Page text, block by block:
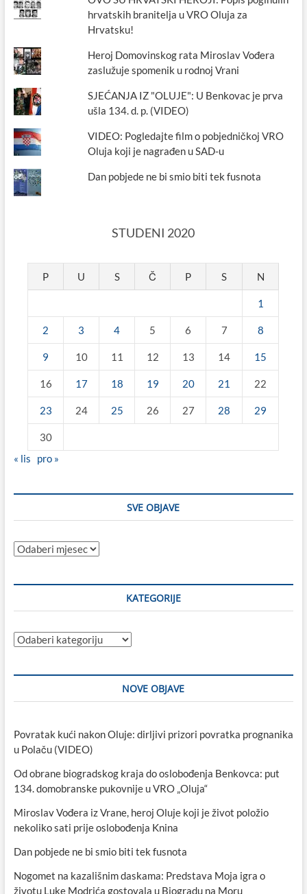
hrvatskih branitelja u VRO Oluja za
Hrvatsku!
Heroj Domovinskog rata Miroslav Vođera
zaslužuje spomenik u rodnoj Vrani
SJEĆANJA IZ "OLUJE": U Benkovac je prva
ušla 134. d. p. (VIDEO)
VIDEO: Pogledajte film o pobjedničkoj VRO
Oluja koji je nagrađen u SAD-u
Dan pobjede ne bi smio biti tek fusnota
STUDENI 2020
P U S Č P S N
1
2 3 4 5 6 7 8
9 10 11 12 13 14 15
16 17 18 19 20 21 22
23 24 25 26 27 28 29
30
« lis
pro »
SVE OBJAVE
Sve
KATEGORIJE
Kategorije
NOVE OBJAVE
Povratak kući nakon Oluje: dirljivi prizori povratka prognanika
u Polaču (VIDEO)
Od obrane biogradskog kraja do oslobođenja Benkovca: put
134. domobranske pukovnije u VRO „Oluja“
Miroslav Vođera iz Vrane, heroj Oluje koji je život položio
nekoliko sati prije oslobođenja Knina
Dan pobjede ne bi smio biti tek fusnota
Nogomet na kazališnim daskama: Predstava Moja igra o
životu Luke Modrića gostovala u Biogradu na Moru